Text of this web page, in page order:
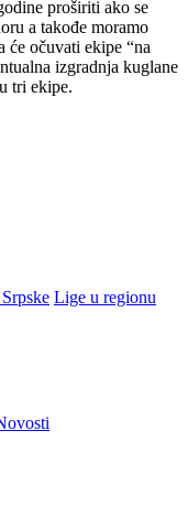
proširiti ako se
a takođe moramo
će očuvati ekipe “na
izgradnja kuglane
tri ekipe.
Lige u regionu